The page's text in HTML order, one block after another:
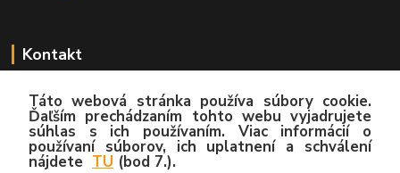
Kontakt
Zákaznícka podpora
02/4445 8762
(Po-Pia, 8:00-15:30 hod.)
info@hygy.sk
Táto webová stránka používa súbory cookie.
Ďaľším prechádzaním tohto webu vyjadrujete
súhlas s ich používaním. Viac informácií o
používaní súborov, ich uplatnení a schválení
nájdete TU (bod 7.).